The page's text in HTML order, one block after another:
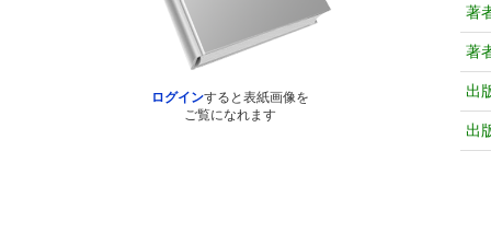
ログインすると表紙画像を
ご覧になれます
著
著
出
出